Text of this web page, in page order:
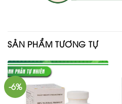
SẢN PHẨM TƯƠNG TỰ
-6%